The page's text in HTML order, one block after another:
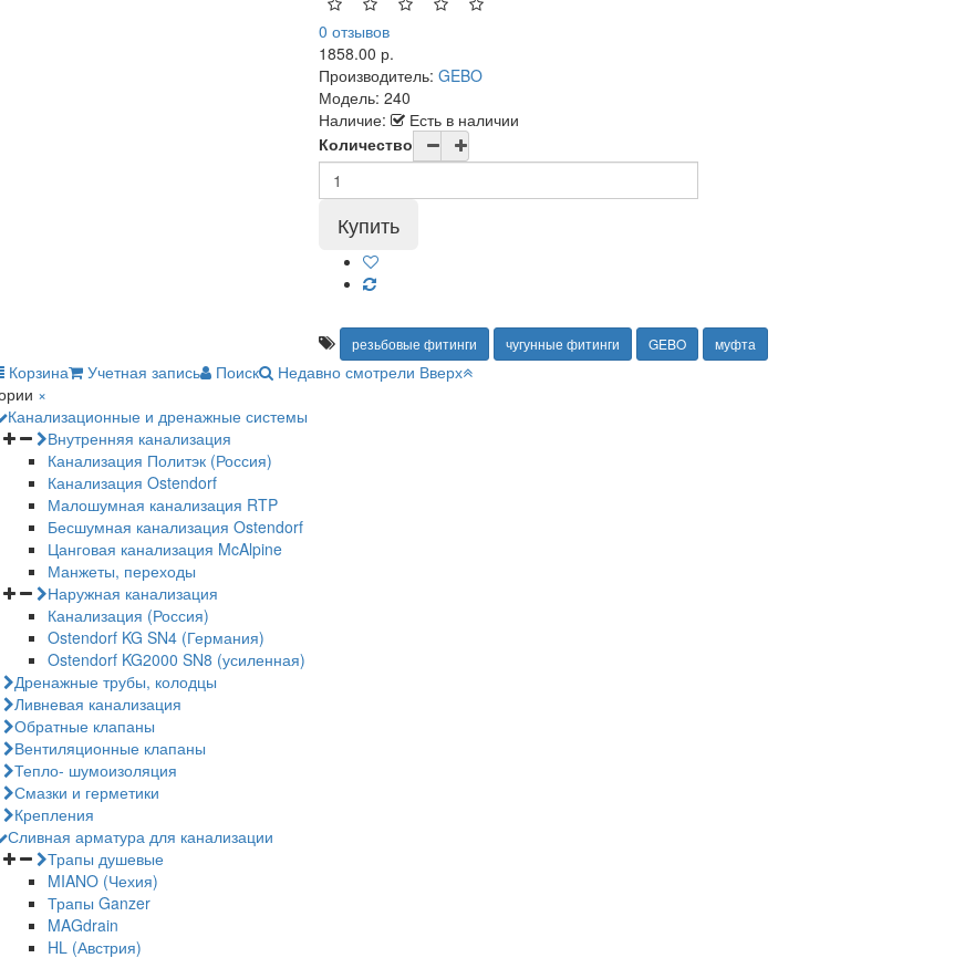
0 отзывов
1858.00 р.
Производитель:GEBO
Модель:240
Наличие:
Есть в наличии
Количество
резьбовые фитинги чугунные фитинги GEBO муфта
Корзина Учетная запись Поиск Недавно смотрели Вверх
×
Канализационные и дренажные системы
Внутренняя канализация
Канализация Политэк (Россия)
Канализация Ostendorf
Малошумная канализация RTP
Бесшумная канализация Ostendorf
Цанговая канализация McAlpine
Манжеты, переходы
Наружная канализация
Канализация (Россия)
Ostendorf KG SN4 (Германия)
Ostendorf KG2000 SN8 (усиленная)
Дренажные трубы, колодцы
Ливневая канализация
Обратные клапаны
Вентиляционные клапаны
Тепло- шумоизоляция
Смазки и герметики
Крепления
Сливная арматура для канализации
Трапы душевые
MIANO (Чехия)
Трапы Ganzer
MAGdrain
HL (Австрия)